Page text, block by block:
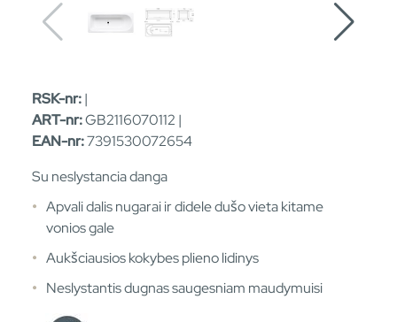
RSK-nr:|
ART-nr:GB2116070112 |
EAN-nr:7391530072654
Su neslystancia danga
Apvali dalis nugarai ir didele dušo vieta kitame
vonios gale
Aukšciausios kokybes plieno lidinys
Neslystantis dugnas saugesniam maudymuisi